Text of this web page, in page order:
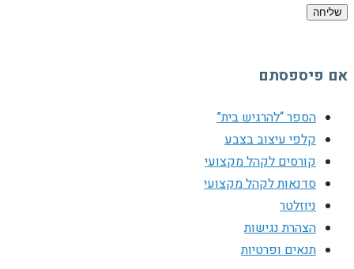
שליחה
אם פיספסתם
הספר “להרגיש בית”
קלפי עיצוב בצבע
קורסים לקהל מקצועי
סדנאות לקהל מקצועי
ניוזלטר
הצהרת נגישות
תנאים ופרטיות